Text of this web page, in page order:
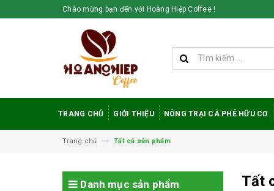
Chào mừng bạn đến với Hoàng Hiệp Coffee !
TRANG CHỦ GIỚI THIỆU NÔNG TRẠI CÀ PHÊ HỮU CƠ
Trang chủ Tất cả sản phẩm
Tất
Danh mục sản phẩm